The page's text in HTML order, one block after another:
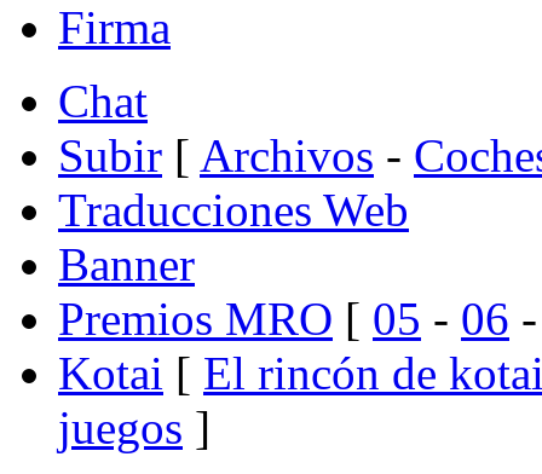
Firma
Chat
Subir [ Archivos -
Traducciones Web
Banner
Premios MRO [ 05 - 06
Kotai [ El rincón de
juegos ]